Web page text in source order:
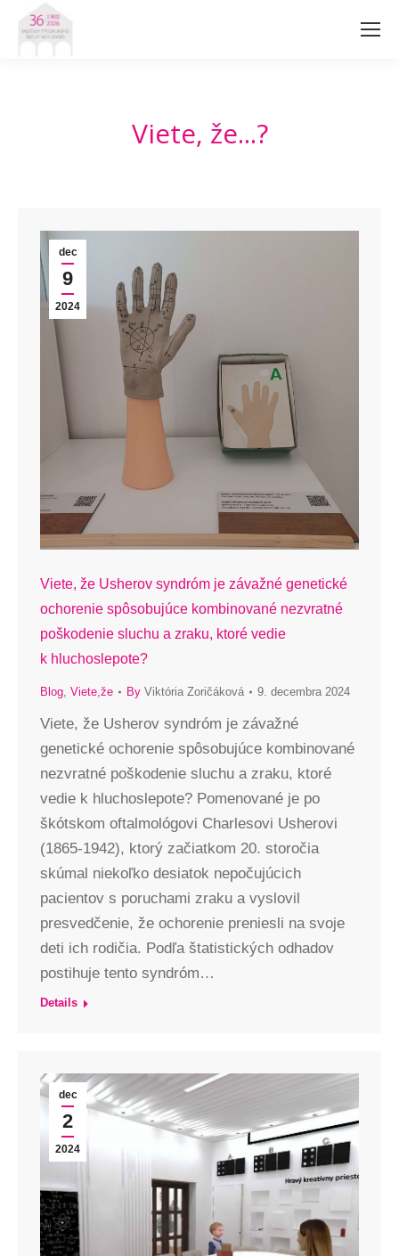
Viete, že...?
dec
9
2024
Viete, že Usherov syndróm je závažné genetické
ochorenie spôsobujúce kombinované nezvratné
poškodenie sluchu a zraku, ktoré vedie
k hluchoslepote?
Blog, Viete,že By Viktória Zoričáková 9. decembra 2024
Viete, že Usherov syndróm je závažné
genetické ochorenie spôsobujúce kombinované
nezvratné poškodenie sluchu a zraku, ktoré
vedie k hluchoslepote? Pomenované je po
škótskom oftalmológovi Charlesovi Usherovi
(1865-1942), ktorý začiatkom 20. storočia
skúmal niekoľko desiatok nepočujúcich
pacientov s poruchami zraku a vyslovil
presvedčenie, že ochorenie preniesli na svoje
deti ich rodičia. Podľa štatistických odhadov
postihuje tento syndróm…
Details
dec
2
2024